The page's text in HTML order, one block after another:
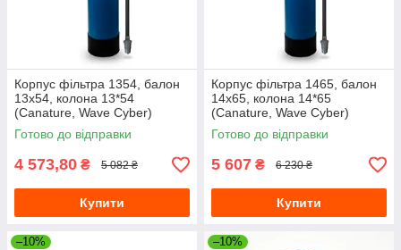
Корпус фільтра 1354, балон
13х54, колона 13*54
(Canature, Wave Cyber)
13"х54" з трубою
Готово до відправки
4 573,80 ₴ 5 082 ₴
Купити
Корпус фільтра 1465, балон
14х65, колона 14*65
(Canature, Wave Cyber)
14"х65"
Готово до відправки
5 607 ₴ 6 230 ₴
Купити
–10% –10%